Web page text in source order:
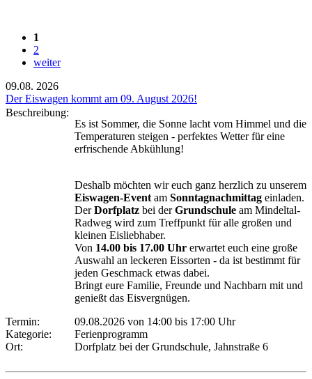
1
2
weiter
09.08. 2026
Der Eiswagen kommt am 09. August 2026!
Beschreibung:
Es ist Sommer, die Sonne lacht vom Himmel und die
Temperaturen steigen - perfektes Wetter für eine
erfrischende Abkühlung!
Deshalb möchten wir euch ganz herzlich zu unserem
Eiswagen-Event am Sonntagnachmittag einladen.
DerDorfplatz bei derGrundschule am Mindeltal-
Radweg wird zum Treffpunkt für alle großen und
kleinen Eisliebhaber.
Von 14.00 bis 17.00 Uhr erwartet euch eine große
Auswahl an leckeren Eissorten - da ist bestimmt für
jeden Geschmack etwas dabei.
Bringt eure Familie, Freunde und Nachbarn mit und
genießt das Eisvergnügen.
Termin:
09.08.2026 von 14:00 bis 17:00 Uhr
Kategorie:
Ferienprogramm
Ort:
Dorfplatz bei der Grundschule, Jahnstraße 6